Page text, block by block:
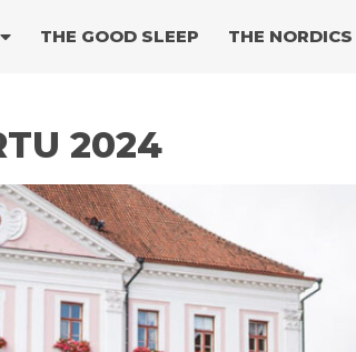
THE GOOD SLEEP THE NORDICS
2024